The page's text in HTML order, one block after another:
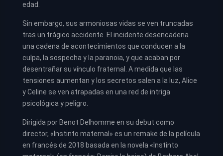
edad.
Sin embargo, sus armoniosas vidas se ven truncadas
tras un trágico accidente. El incidente desencadena
una cadena de acontecimientos que conducen a la
culpa, la sospecha y la paranoia, y que acaban por
desentrañar su vínculo fraternal. A medida que las
tensiones aumentan y los secretos salen a la luz, Alice
y Celine se ven atrapadas en una red de intriga
psicológica y peligro.
Dirigida por Benot Delhomme en su debut como
director, «Instinto maternal» es un remake de la película
en francés de 2018 basada en la novela «Instinto